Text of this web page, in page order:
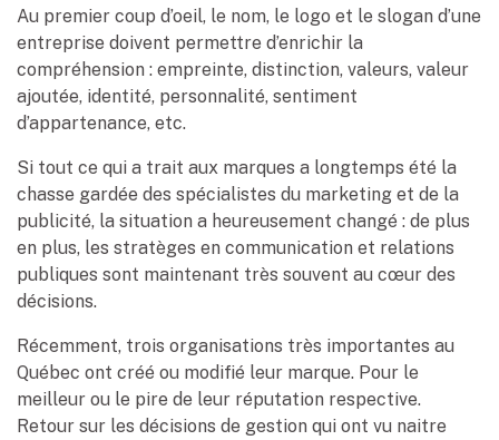
Au premier coup d’oeil, le nom, le logo et le slogan d’une
entreprise doivent permettre d’enrichir la
compréhension : empreinte, distinction, valeurs, valeur
ajoutée, identité, personnalité, sentiment
d’appartenance, etc.
Si tout ce qui a trait aux marques a longtemps été la
chasse gardée des spécialistes du marketing et de la
publicité, la situation a heureusement changé : de plus
en plus, les stratèges en communication et relations
publiques sont maintenant très souvent au cœur des
décisions.
Récemment, trois organisations très importantes au
Québec ont créé ou modifié leur marque. Pour le
meilleur ou le pire de leur réputation respective.
Retour sur les décisions de gestion qui ont vu naitre